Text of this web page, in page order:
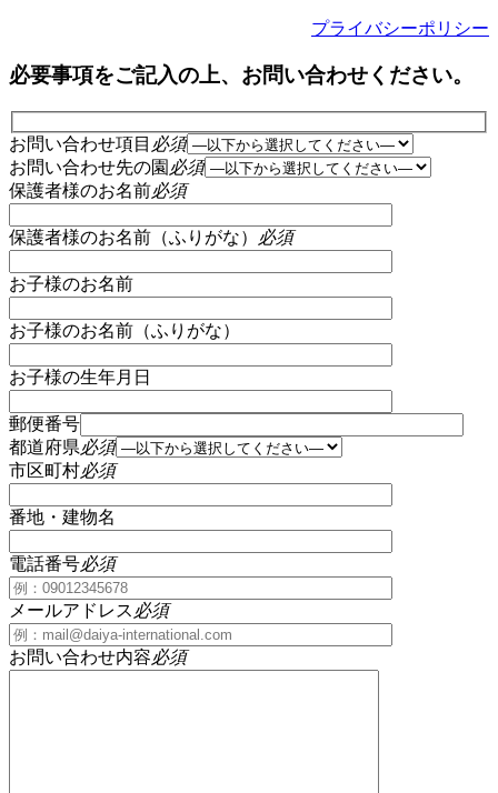
プライバシーポリシー
必要事項をご記入の上、お問い合わせください。
お問い合わせ項目 必須
お問い合わせ先の園 必須
保護者様のお名前必須
保護者様のお名前（ふりがな） 必須
お子様のお名前
お子様のお名前（ふりがな）
お子様の生年月日
郵便番号
都道府県必須
市区町村必須
番地・建物名
電話番号必須
メールアドレス 必須
お問い合わせ内容必須